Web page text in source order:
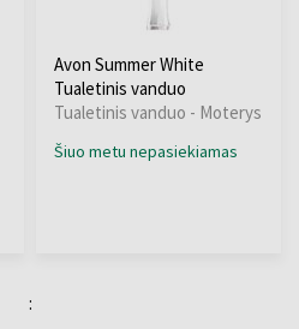
Avon Summer White
Tualetinis vanduo
Tualetinis vanduo - Moterys
Šiuo metu nepasiekiamas
: